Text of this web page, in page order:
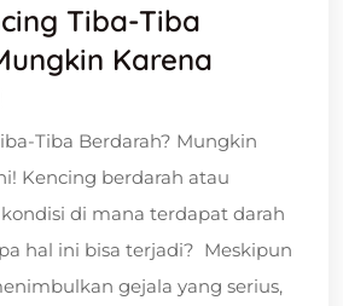
Tiba-Tiba
Karena
Tiba Berdarah? Mungkin
Kencing berdarah atau
di mana terdapat darah
hal ini bisa terjadi? Meskipun
gejala yang serius,